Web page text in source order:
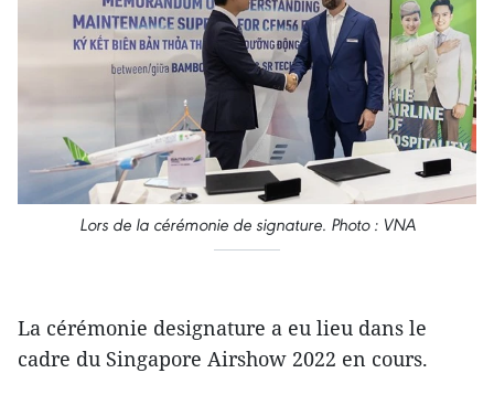
Lors de la cérémonie de signature. Photo : VNA
La cérémonie designature a eu lieu dans le
cadre du Singapore Airshow 2022 en cours.